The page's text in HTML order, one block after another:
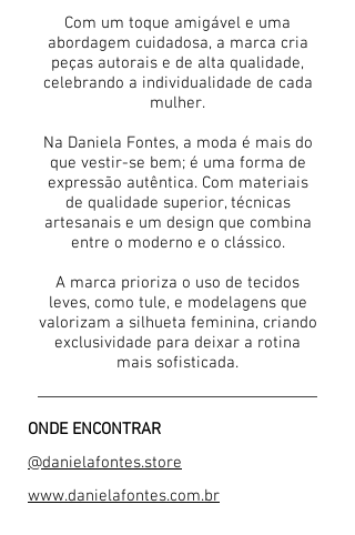
Com um toque amigável e uma
abordagem cuidadosa, a marca cria
peças autorais e de alta qualidade,
celebrando a individualidade de cada
mulher.
Na Daniela Fontes, a moda é mais do
que vestir-se bem; é uma forma de
expressão autêntica. Com materiais
de qualidade superior, técnicas
artesanais e um design que combina
entre o moderno e o clássico.
A marca prioriza o uso de tecidos
leves, como tule, e modelagens que
valorizam a silhueta feminina, criando
exclusividade para deixar a rotina
mais sofisticada.
ONDE ENCONTRAR
@danielafontes.store
www.danielafontes.com.br